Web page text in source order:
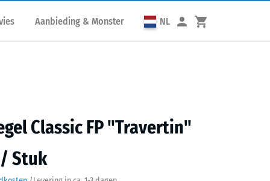
Aanbieding & Monster NL
Classic FP "Travertin"
Stuk